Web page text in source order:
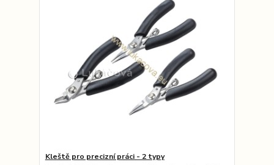
Kleště pro precizní práci - 2 typy